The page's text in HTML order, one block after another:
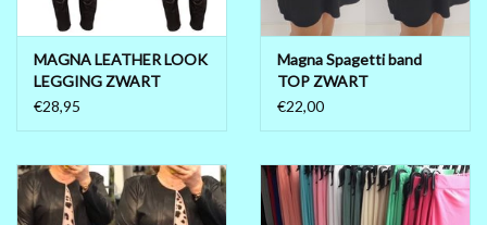
MAGNA LEATHER LOOK
LEGGING ZWART
€28,95
Magna Spagetti band
TOP ZWART
€22,00